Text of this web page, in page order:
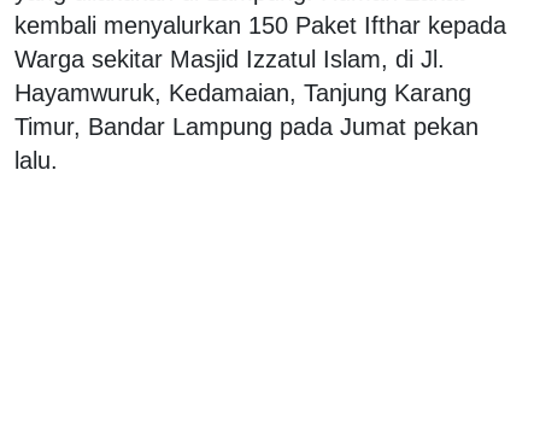
kembali menyalurkan 150 Paket Ifthar kepada
Warga sekitar Masjid Izzatul Islam, di Jl.
Hayamwuruk, Kedamaian, Tanjung Karang
Timur, Bandar Lampung pada Jumat pekan
lalu.